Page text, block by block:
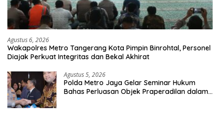
Agustus 6, 2026
Wakapolres Metro Tangerang Kota Pimpin Binrohtal, Personel
Diajak Perkuat Integritas dan Bekal Akhirat
Agustus 5, 2026
Polda Metro Jaya Gelar Seminar Hukum
Bahas Perluasan Objek Praperadilan dalam